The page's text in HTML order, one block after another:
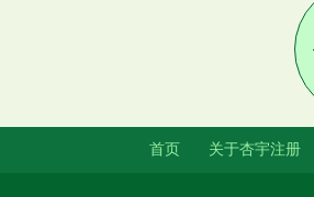
首页 关于杏宇注册